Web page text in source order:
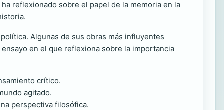
reflexionado sobre el papel de la memoria en la
Algunas de sus obras más influyentes
ensayo en el que reflexiona sobre la importancia
crítico.
agitado.
perspectiva filosófica.